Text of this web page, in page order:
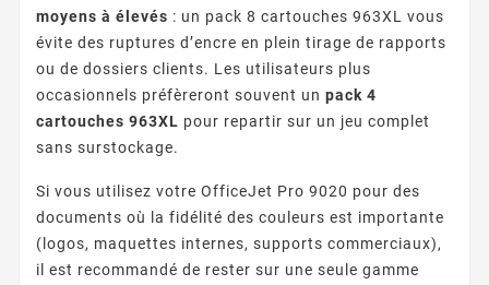
moyens à élevés : un pack 8 cartouches 963XL vous
évite des ruptures d’encre en plein tirage de rapports
ou de dossiers clients. Les utilisateurs plus
occasionnels préfèreront souvent un pack 4
cartouches 963XL pour repartir sur un jeu complet
sans surstockage.
Si vous utilisez votre OfficeJet Pro 9020 pour des
documents où la fidélité des couleurs est importante
(logos, maquettes internes, supports commerciaux),
il est recommandé de rester sur une seule gamme